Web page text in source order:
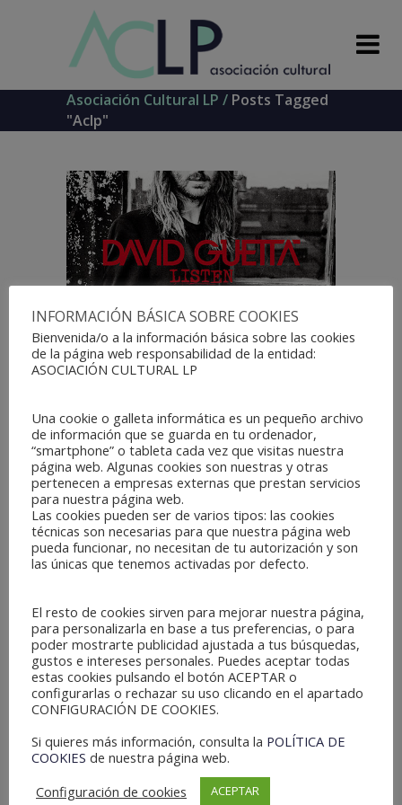
Asociación Cultural LP / Posts Tagged
"aclp"
2 Junio, 2016 InSin Categoría
el Festival UTOPIA ( Madrid)
La nueva web de la Asociación Cultural LP
viene con sorpresas, la primera es la
invitación a los dos primeros abonados a
disfrutar del FESTIVAL UTOPIA en Madrid el
Sábado 4 de Junio en Madrid a partir de las
12:00 mas info en la web
INFORMACIÓN BÁSICA SOBRE COOKIES
Bienvenida/o a la información básica sobre las cookies
de la página web responsabilidad de la entidad:
ASOCIACIÓN CULTURAL LP
Una cookie o galleta informática es un pequeño archivo
de información que se guarda en tu ordenador,
“smartphone” o tableta cada vez que visitas nuestra
página web. Algunas cookies son nuestras y otras
pertenecen a empresas externas que prestan servicios
para nuestra página web.
Las cookies pueden ser de varios tipos: las cookies
técnicas son necesarias para que nuestra página web
pueda funcionar, no necesitan de tu autorización y son
las únicas que tenemos activadas por defecto.
El resto de cookies sirven para mejorar nuestra página,
para personalizarla en base a tus preferencias, o para
poder mostrarte publicidad ajustada a tus búsquedas,
gustos e intereses personales. Puedes aceptar todas
estas cookies pulsando el botón ACEPTAR o
configurarlas o rechazar su uso clicando en el apartado
CONFIGURACIÓN DE COOKIES.
Si quieres más información, consulta la POLÍTICA DE
COOKIES de nuestra página web.
Configuración de cookies
ACEPTAR